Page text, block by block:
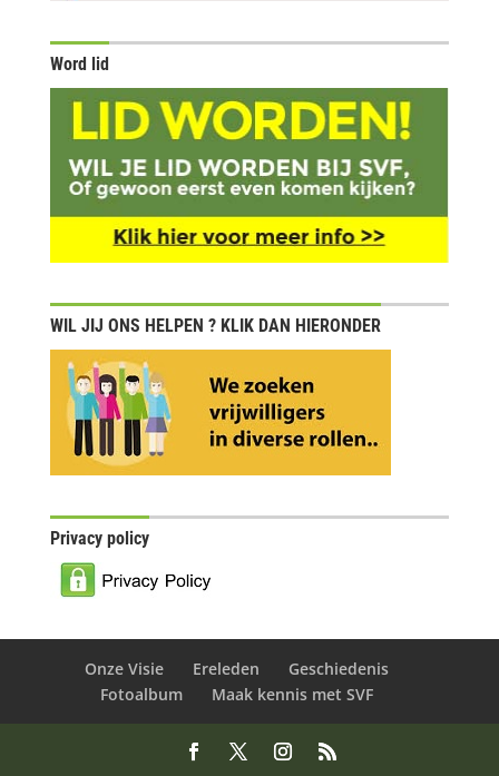
Word lid
WIL JIJ ONS HELPEN ? KLIK DAN HIERONDER
Privacy policy
Onze Visie Ereleden
Geschiedenis
Fotoalbum
Maak kennis met SVF